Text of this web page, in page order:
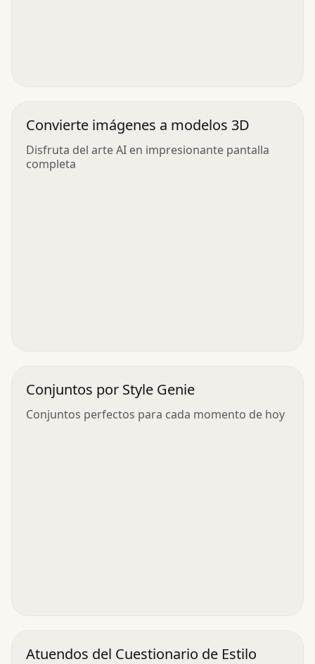
Convierte imágenes a modelos 3D
Disfruta del arte AI en impresionante pantalla
completa
Conjuntos por Style Genie
Conjuntos perfectos para cada momento de hoy
Atuendos del Cuestionario de Estilo